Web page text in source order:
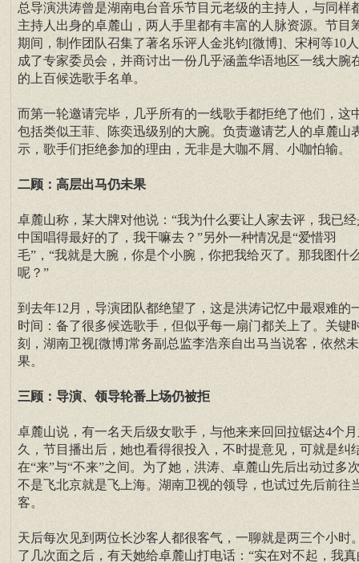
总导演洪涛曾是湖南电台音乐节目元老级的主持人，与同样
主持人出身的卓麓山，两人手里都有丰富的人脉资源。节目
期间，制作团队召集了著名乐评人金兆钧[微博]、宋柯等10
成了专家委员会，并商讨出一份几乎涵盖华语地区一线大腕
的上百候选歌手名单。
而第一轮邀请完毕，几乎所有的一线歌手都拒绝了他们，这
包括类似王菲、陈奕迅级别的大腕。负责邀请艺人的卓麓山
示，歌手们拒绝参加的理由，无非是大咖不屑、小咖怕输。
二顾：高层出马仍未果
卓麓山称，某大牌对他说：“我为什么要让人家去评，我已经
中国唱得最好的了，我干嘛去？”另外一种情况是“爱惜羽
毛”，“我就是大腕，你是个小腕，你把我给灭了。那我图什
呢？”
到去年12月，导演团队都绝望了，这是洪涛记忆中最艰难的
时间：备了很多候选歌手，但似乎每一扇门都关上了。关键
刻，湖南卫视[微博]常务副总监李浩亲自出马当说客，依然未
果。
三顾：导演、领导轮番上场仍被拒
卓麓山说，有一名天后级女歌手，与他来来回回拉锯达4个
久，节目播出后，她也看得很投入，不时提意见，可就是纠
在“来”与“不来”之间。为了她，洪涛、卓麓山先后出动过多
不是飞北京就是飞上海。湖南卫视的领导，也试过先后前往
客。
天后每次见到两位长沙客人都很客气，一聊就是两三个小时
了几次面之后，有天她给卓麓山打电话：“实在对不起，我真